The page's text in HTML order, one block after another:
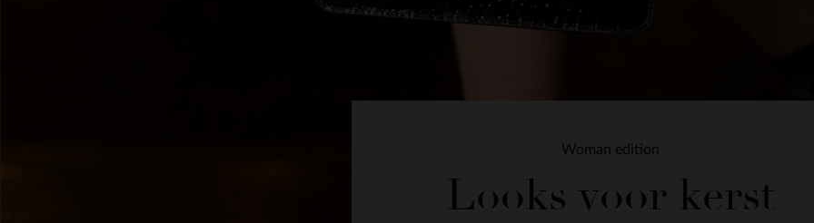
Woman edition
Looks voor kerst